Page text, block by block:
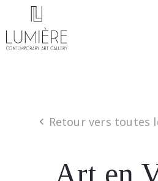
Retour vers toutes
Art en